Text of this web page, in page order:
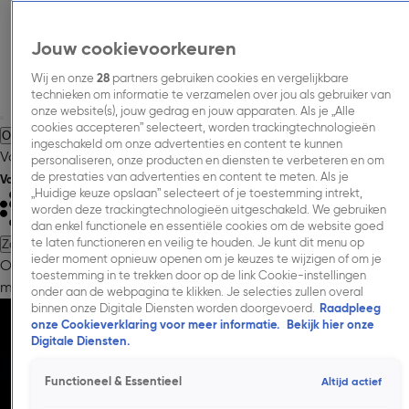
Over Talpa Media. Adverteren. Inspiratie. Nieuws. Inkoopinformatie.
Vacatures.Contact.
Volg Talpa Media
Zoeken
Over Talpa Media.Adverteren.Onze
merken.Cases.Onderzoeken.Nieuws. Inkoopinformatie.
Jouw cookievoorkeuren
Wij en onze 28partners gebruiken cookies en vergelijkbare
technieken om informatie te verzamelen over jou als gebruiker van
onze website(s), jouw gedrag en jouw apparaten. Als je „Alle
cookies accepteren” selecteert, worden trackingtechnologieën
ingeschakeld om onze advertenties en content te kunnen
personaliseren, onze producten en diensten te verbeteren en om
de prestaties van advertenties en content te meten. Als je
„Huidige keuze opslaan” selecteert of je toestemming intrekt,
worden deze trackingtechnologieën uitgeschakeld. We gebruiken
dan enkel functionele en essentiële cookies om de website goed
te laten functioneren en veilig te houden. Je kunt dit menu op
ieder moment opnieuw openen om je keuzes te wijzigen of om je
toestemming in te trekken door op de link Cookie-instellingen
onder aan de webpagina te klikken. Je selecties zullen overal
binnen onze Digitale Diensten worden doorgevoerd. Raadpleeg
onze Cookieverklaring voor meer informatie.
Bekijk hier onze
Digitale Diensten.
Functioneel & Essentieel Altijd actief